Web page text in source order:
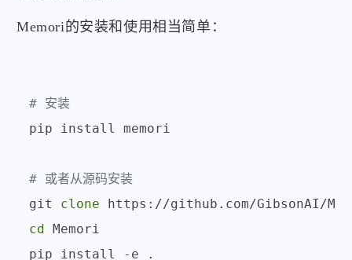
Memori的安装和使用相当简单：
# 安装
pip install memori
# 或者从源码安装
git clone
cd Memori